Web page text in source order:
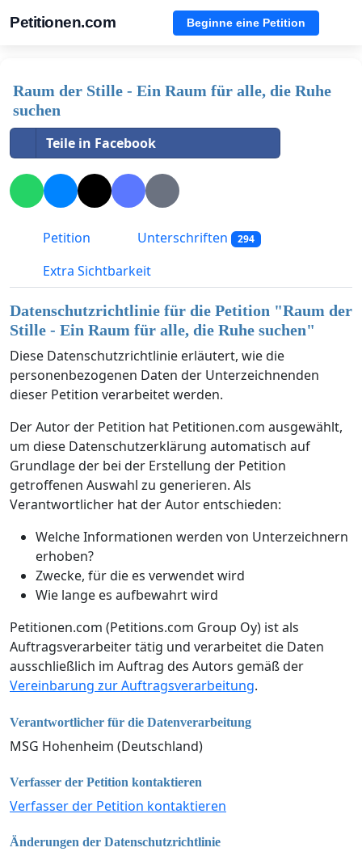
Petitionen.com Beginne eine Petition
Raum der Stille - Ein Raum für alle, die Ruhe
suchen
Teile in Facebook
Petition Unterschriften 294
Extra Sichtbarkeit
Datenschutzrichtlinie für die Petition "Raum der
Stille - Ein Raum für alle, die Ruhe suchen"
Diese Datenschutzrichtlinie erläutert, wie die
personenbezogenen Daten der Unterzeichnenden
dieser Petition verarbeitet werden.
Der Autor der Petition hat Petitionen.com ausgewählt,
um diese Datenschutzerklärung automatisch auf
Grundlage der bei der Erstellung der Petition
getroffenen Auswahl zu generieren. Als
Verantwortlicher hat der Autor entschieden:
Welche Informationen werden von Unterzeichnern
erhoben?
Zwecke, für die es verwendet wird
Wie lange es aufbewahrt wird
Petitionen.com (Petitions.com Group Oy) ist als
Auftragsverarbeiter tätig und verarbeitet die Daten
ausschließlich im Auftrag des Autors gemäß der
Vereinbarung zur Auftragsverarbeitung.
Verantwortlicher für die Datenverarbeitung
MSG Hohenheim (Deutschland)
Verfasser der Petition kontaktieren
Verfasser der Petition kontaktieren
Änderungen der Datenschutzrichtlinie